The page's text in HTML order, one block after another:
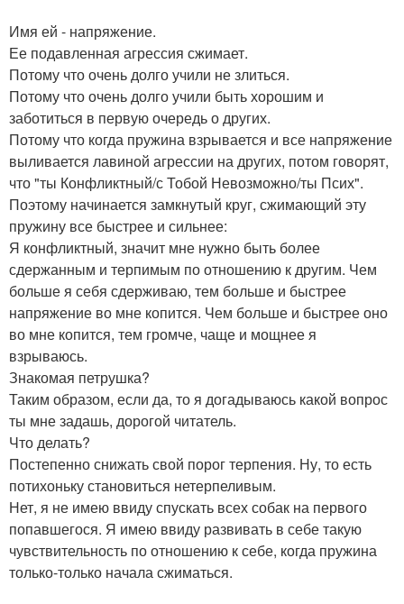
Имя ей - напряжение.
Ее подавленная агрессия сжимает.
Потому что очень долго учили не злиться.
Потому что очень долго учили быть хорошим и
заботиться в первую очередь о других.
Потому что когда пружина взрывается и все напряжение
выливается лавиной агрессии на других, потом говорят,
что "ты Конфликтный/с Тобой Невозможно/ты Псих".
Поэтому начинается замкнутый круг, сжимающий эту
пружину все быстрее и сильнее:
Я конфликтный, значит мне нужно быть более
сдержанным и терпимым по отношению к другим. Чем
больше я себя сдерживаю, тем больше и быстрее
напряжение во мне копится. Чем больше и быстрее оно
во мне копится, тем громче, чаще и мощнее я
взрываюсь.
Знакомая петрушка?
Таким образом, если да, то я догадываюсь какой вопрос
ты мне задашь, дорогой читатель.
Что делать?
Постепенно снижать свой порог терпения. Ну, то есть
потихоньку становиться нетерпеливым.
Нет, я не имею ввиду спускать всех собак на первого
попавшегося. Я имею ввиду развивать в себе такую
чувствительность по отношению к себе, когда пружина
только-только начала сжиматься.